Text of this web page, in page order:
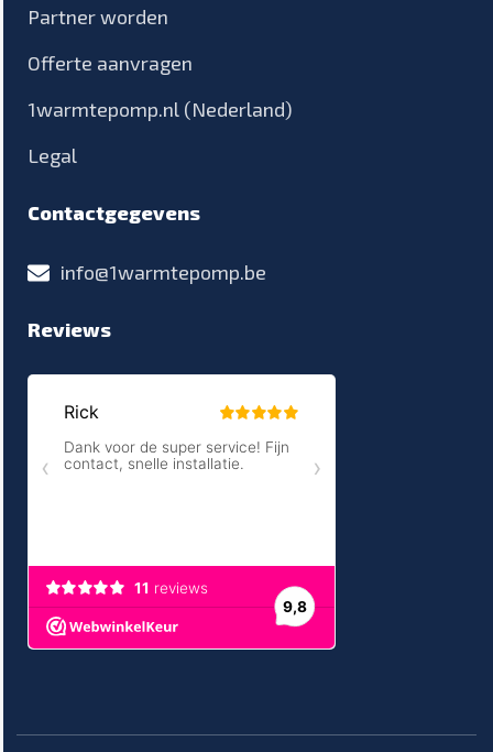
Partner worden
Offerte aanvragen
1warmtepomp.nl (Nederland)
Legal
Contactgegevens
info@1warmtepomp.be
Reviews